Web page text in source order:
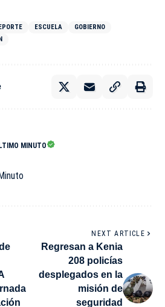
ESCUELA
GOBIERNO
MINUTO
NEXT ARTICLE
Regresan a Kenia
208 policías
desplegados en la
misión de
seguridad